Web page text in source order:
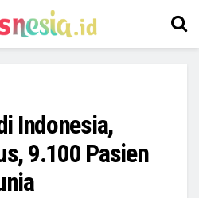
Indonesia,
9.100 Pasien